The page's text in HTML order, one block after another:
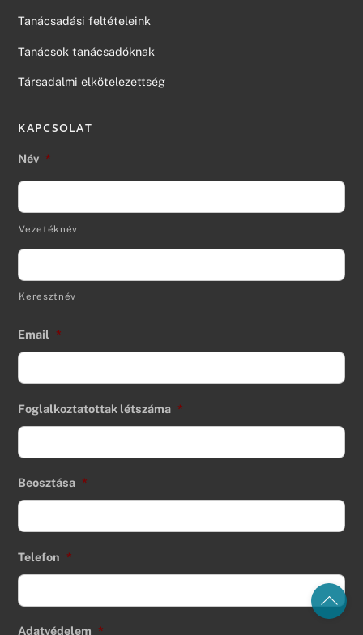
Back
To
Top
Tanácsadási feltételeink
Tanácsok tanácsadóknak
Társadalmi elkötelezettség
KAPCSOLAT
Név *
Vezetéknév
Keresztnév
Email *
Foglalkoztatottak létszáma *
Beosztása *
Telefon *
Adatvédelem *